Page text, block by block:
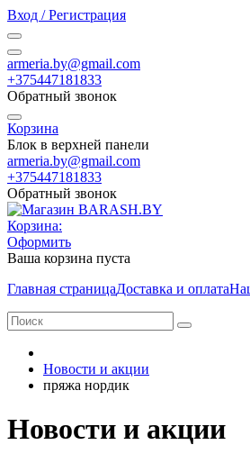
Вход / Регистрация
armeria.by@gmail.com
+375447181833
Обратный звонок
Корзина
Блок в верхней панели
armeria.by@gmail.com
+375447181833
Обратный звонок
Корзина:
Оформить
Ваша корзина пуста
Главная страницаДоставка и оплата
Новости и акции
пряжа нордик
Новости и акции